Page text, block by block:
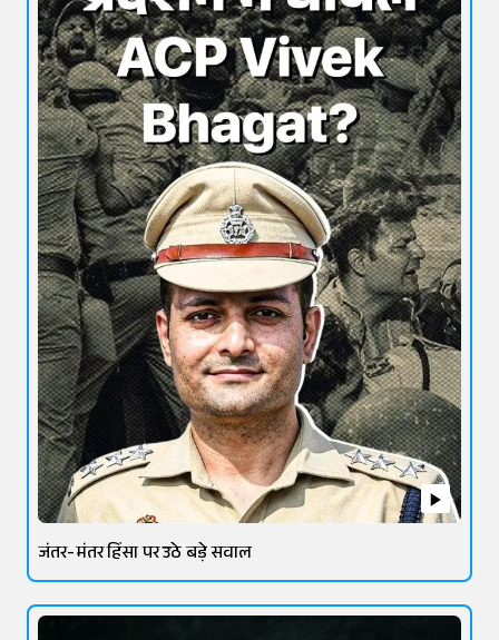
जंतर-मंतर हिंसा पर उठे बड़े सवाल